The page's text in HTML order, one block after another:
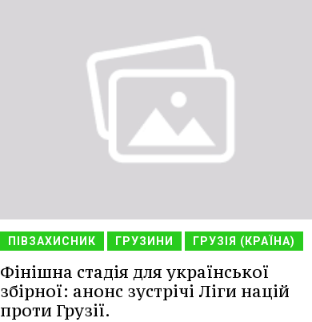
ПІВЗАХИСНИК ГРУЗИНИ ГРУЗІЯ (КРАЇНА)
Фінішна стадія для української
збірної: анонс зустрічі Ліги націй
проти Грузії.